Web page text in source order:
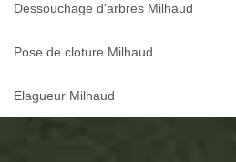
Dessouchage d'arbres Milhaud
Pose de cloture Milhaud
Elagueur Milhaud